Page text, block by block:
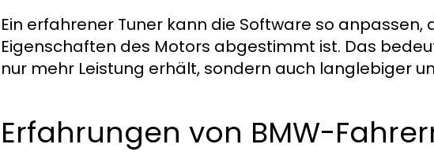
Ein erfahrener Tuner kann die Software so
Eigenschaften des Motors abgestimmt ist. Das
nur mehr Leistung erhält, sondern auch langlebiger
Erfahrungen von BMW-